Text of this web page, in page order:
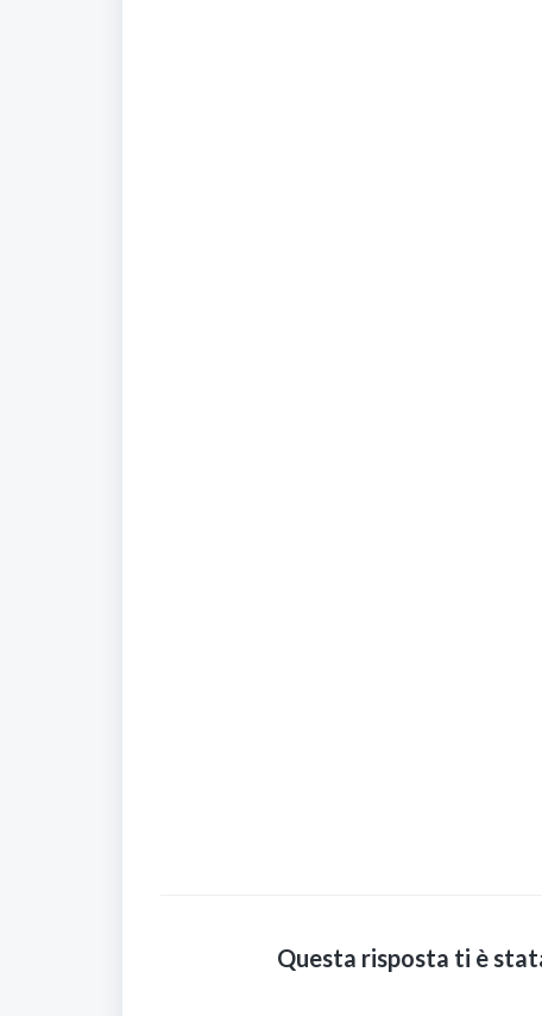
Questa risposta ti è